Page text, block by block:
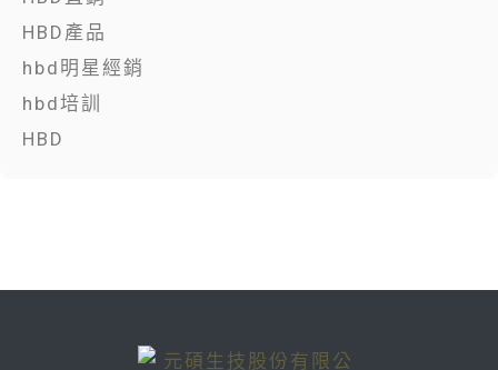
HBD產品
hbd明星經銷
hbd培訓
HBD